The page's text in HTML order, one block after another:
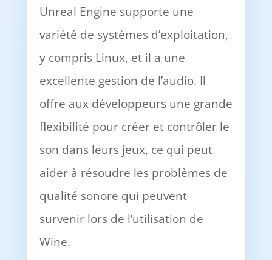
Unreal Engine supporte une
variété de systèmes d’exploitation,
y compris Linux, et il a une
excellente gestion de l’audio. Il
offre aux développeurs une grande
flexibilité pour créer et contrôler le
son dans leurs jeux, ce qui peut
aider à résoudre les problèmes de
qualité sonore qui peuvent
survenir lors de l’utilisation de
Wine.